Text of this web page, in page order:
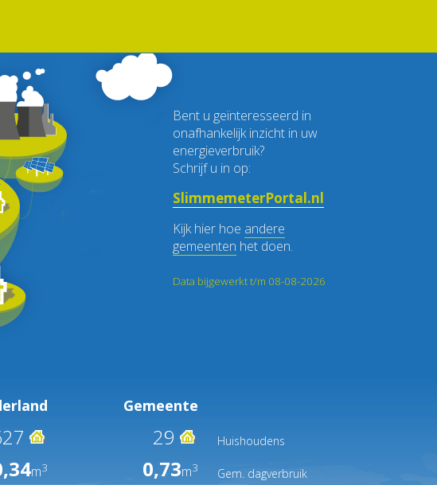
Bent u geïnteresseerd in
onafhankelijk inzicht in uw
energieverbruik?
Schrijf u in op:
SlimmemeterPortal.nl
Kijk hier hoe andere
gemeenten het doen.
Data bijgewerkt t/m 08-08-2026
Gemeente
29 Huishoudens
m3 0,73m3 Gem. dagverbruik